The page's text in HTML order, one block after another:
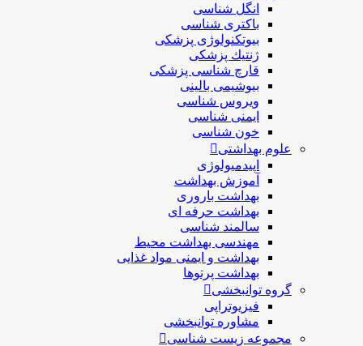
انگل شناسی
باکتری شناسی
بیوتکنولوژی پزشکی
ژنتيك پزشکی
قارچ شناسی پزشكی
بیوشیمی بالینی
ویروس شناسی
ایمنی شناسی
خون شناسی
علوم بهداشتی
اپیدمیولوژی
آموزش بهداشت
بهداشت باروری
بهداشت حرفه ای
سالمند شناسی
مهندسی بهداشت محيط
بهداشت و ایمنی مواد غذایی
بهداشت پرتوها
گروه توانبخشی
فیزیوتراپی
مشاوره توانبخشی
مجموعه زیست شناسی